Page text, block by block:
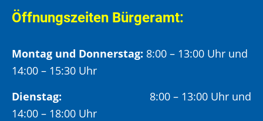
Öffnungszeiten Bürgeramt:
Montag und Donnerstag: 8:00 – 13:00 Uhr und
14:00 – 15:30 Uhr
Dienstag: 8:00 – 13:00 Uhr und
14:00 – 18:00 Uhr